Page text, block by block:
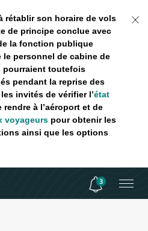
rétablir son horaire de vols
de principe conclue avec
la fonction publique
le personnel de cabine de
pourraient toutefois
pendant la reprise des
invités de vérifier l’état
rendre à l’aéroport et de
voyageurspour obtenir les
ainsi que les options
3